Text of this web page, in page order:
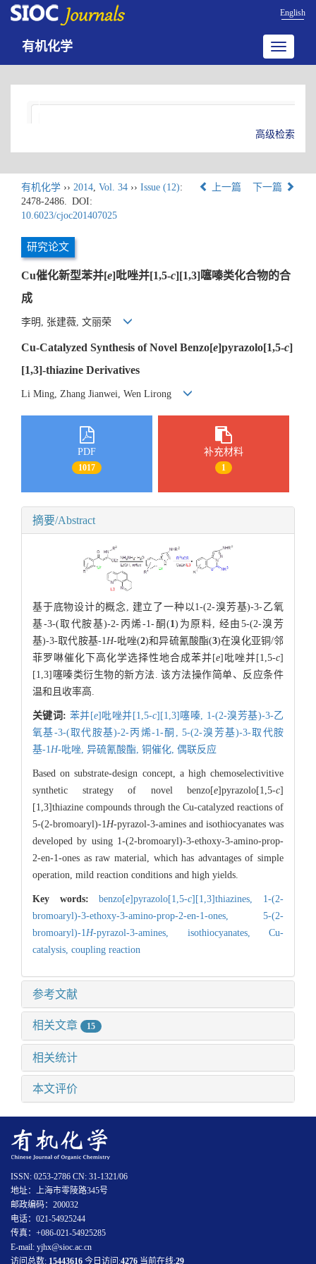
English
Toggle
有机化学
高级检索
有机化学 ›› 2014, Vol. 34 ›› Issue (12):
2478-2486. DOI:
10.6023/cjoc201407025
上一篇 下一篇
研究论文
Cu催化新型苯并[e]吡唑并[1,5-c][1,3]噻嗪类化合物的合
成
李明, 张建薇, 文丽荣
Cu-Catalyzed Synthesis of Novel Benzo[e]pyrazolo[1,5-c]
[1,3]-thiazine Derivatives
Li Ming, Zhang Jianwei, Wen Lirong
PDF
1017
补充材料
1
摘要/Abstract
基于底物设计的概念, 建立了一种以1-(2-溴芳基)-3-乙氧
基-3-(取代胺基)-2-丙烯-1-酮(1)为原料, 经由5-(2-溴芳
基)-3-取代胺基-1 H-吡唑(2)和异硫氰酸酯(3)在溴化亚铜/邻
菲罗啉催化下高化学选择性地合成苯并[e]吡唑并[1,5-c]
[1,3]噻嗪类衍生物的新方法. 该方法操作简单、反应条件
温和且收率高.
关键词: 苯并[e]吡唑并[1,5-c][1,3]噻嗪, 1-(2-溴芳基)-3-乙
氧基-3-(取代胺基)-2-丙烯-1-酮, 5-(2-溴芳基)-3-取代胺
基-1 H-吡唑, 异硫氰酸酯, 铜催化, 偶联反应
Based on substrate-design concept, a high chemoselectivitive
synthetic strategy of novel benzo[e]pyrazolo[1,5-c]
[1,3]thiazine compounds through the Cu-catalyzed reactions of
5-(2-bromoaryl)-1 H-pyrazol-3-amines and isothiocyanates was
developed by using 1-(2-bromoaryl)-3-ethoxy-3-amino-prop-
2-en-1-ones as raw material, which has advantages of simple
operation, mild reaction conditions and high yields.
Key words:benzo[e]pyrazolo[1,5-c][1,3]thiazines, 1-(2-
bromoaryl)-3-ethoxy-3-amino-prop-2-en-1-ones, 5-(2-
bromoaryl)-1 H-pyrazol-3-amines, isothiocyanates, Cu-
catalysis, coupling reaction
参考文献
相关文章 15
相关统计
本文评价
ISSN: 0253-2786 CN: 31-1321/06
地址：上海市零陵路345号
邮政编码：200032
电话：021-54925244
传真：+086-021-54925285
E-mail: yjhx@sioc.ac.cn
访问总数: 15443616 今日访问:4276 当前在线:29